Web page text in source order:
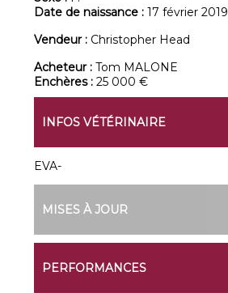
Date de naissance :17 février 2019
Vendeur : Christopher Head
Acheteur :Tom MALONE
Enchères :25 000 €
INFOS VÉTÉRINAIRE
EVA-
MISES À JOUR
PERFORMANCES